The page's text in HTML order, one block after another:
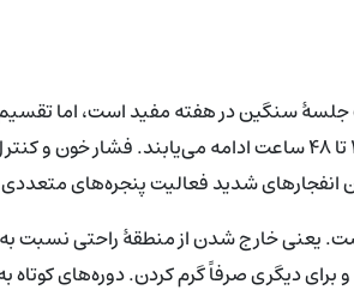
دارد. یک جلسهٔ سنگین در هفته مفید است،
چون ورزش اثرات کوتاه‌مدتی هم دارد که ۲۴ تا ۴۸ ساعت
انفجارهای شدید فعالیت پنجره‌های
یعنی خارج شدن از منطقهٔ راحتی نسبت